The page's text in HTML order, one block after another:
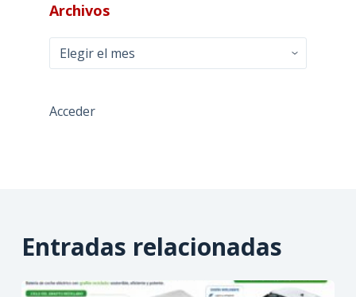
Archivos
Archivos
Acceder
Entradas relacionadas